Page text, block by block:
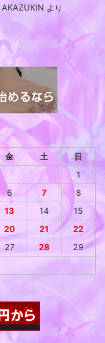
AKAZUKIN より
金 土
日
1
6 7
8
13 14
15
20 21
22
27 28
29